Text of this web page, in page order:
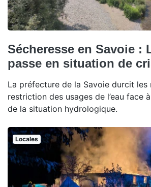
Sécheresse en Savoie :
passe en situation de
La préfecture de la Savoie durcit les
restriction des usages de l’eau face
de la situation hydrologique.
Locales